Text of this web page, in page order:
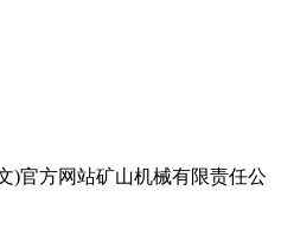
)官方网站矿山机械有限责任公